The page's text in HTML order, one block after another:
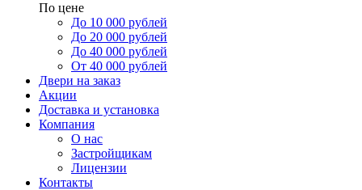
По цене
До 10 000 рублей
До 20 000 рублей
До 40 000 рублей
От 40 000 рублей
Двери на заказ
Акции
Доставка и установка
Компания
О нас
Застройщикам
Лицензии
Контакты